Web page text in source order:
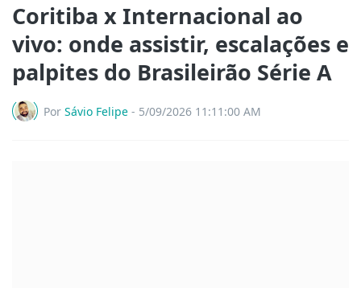
Coritiba x Internacional ao
vivo: onde assistir, escalações e
palpites do Brasileirão Série A
Por Sávio Felipe - 5/09/2026 11:11:00 AM